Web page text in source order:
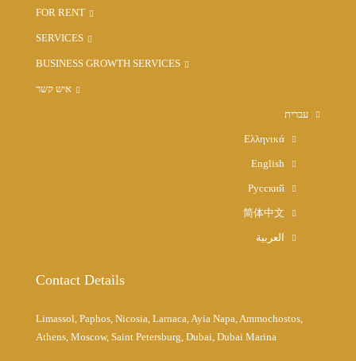
FOR RENT
SERVICES
BUSINESS GROWTH SERVICES
איש קשר
עברית
Ελληνικά
English
Русский
简体中文
العربية
Contact Details
Limassol, Paphos, Nicosia, Larnaca, Ayia Napa, Ammochostos,
Athens, Moscow, Saint Petersburg, Dubai, Dubai Marina